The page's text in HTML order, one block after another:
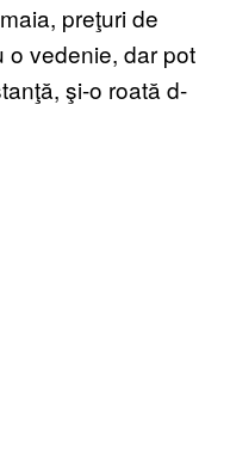
preţuri de
o vedenie, dar pot
şi-o roată d-